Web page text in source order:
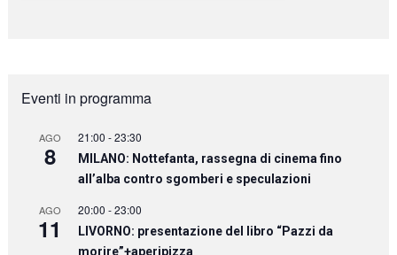
Eventi in programma
AGO
8
21:00 -23:30
MILANO: Nottefanta, rassegna di cinema fino
all’alba contro sgomberi e speculazioni
AGO
11
20:00 -23:00
LIVORNO: presentazione del libro “Pazzi da
morire”+aperipizza